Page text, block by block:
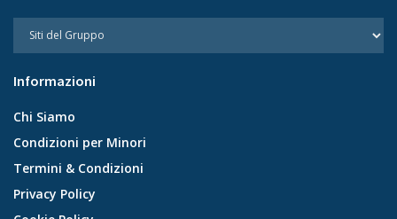
Informazioni
Chi Siamo
Condizioni per Minori
Termini & Condizioni
Privacy Policy